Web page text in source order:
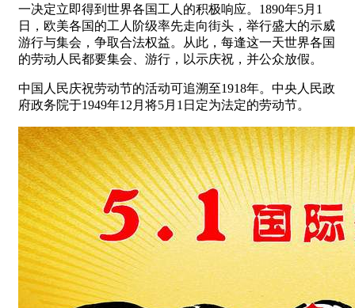
一决定立即得到世界各国工人的积极响应。1890年5月1
日，欧美各国的工人阶级率先走向街头，举行盛大的示威
游行与集会，争取合法权益。从此，每逢这一天世界各国
的劳动人民都要集会、游行，以示庆祝，并公众放假。
中国人民庆祝劳动节的活动可追溯至1918年。中央人民政
府政务院于1949年12月将5月1日定为法定的劳动节。